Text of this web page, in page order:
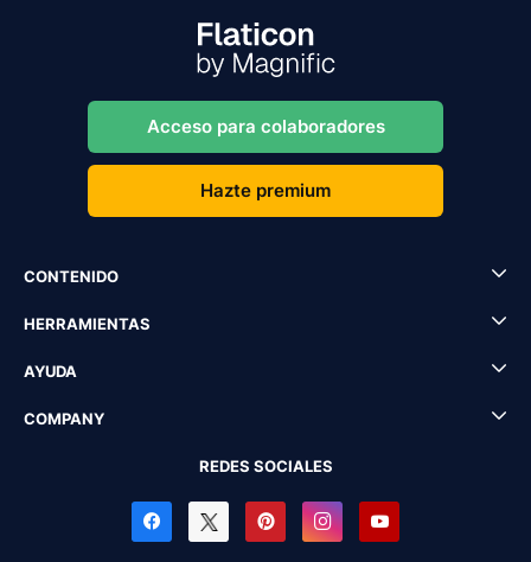
Acceso para colaboradores
Hazte premium
CONTENIDO
HERRAMIENTAS
AYUDA
COMPANY
REDES SOCIALES